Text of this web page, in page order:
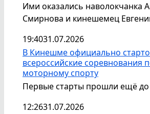
Ими оказались наволокчанка
Смирнова и кинешемец
19:4031.07.2026
В Кинешме официально
всероссийские соревнования
моторному спорту
Первые старты прошли ещё до
12:2631.07.2026